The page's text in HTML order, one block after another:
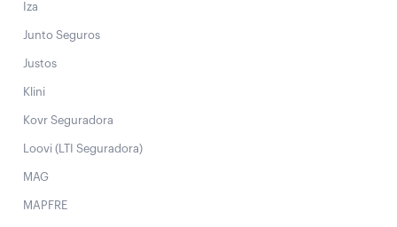
Iza
Junto Seguros
Justos
Klini
Kovr Seguradora
Loovi (LTI Seguradora)
MAG
MAPFRE